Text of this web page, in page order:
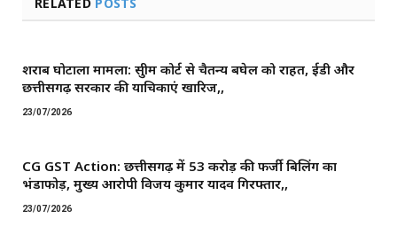
RELATED POSTS
शराब घोटाला मामला: सुप्रीम कोर्ट से चैतन्य बघेल को राहत, ईडी और
छत्तीसगढ़ सरकार की याचिकाएं खारिज,,
23/07/2026
CG GST Action: छत्तीसगढ़ में 53 करोड़ की फर्जी बिलिंग का
भंडाफोड़, मुख्य आरोपी विजय कुमार यादव गिरफ्तार,,
23/07/2026